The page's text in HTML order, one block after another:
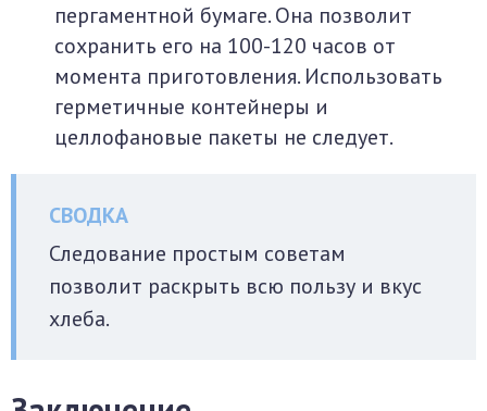
пергаментной бумаге. Она позволит
сохранить его на 100-120 часов от
момента приготовления. Использовать
герметичные контейнеры и
целлофановые пакеты не следует.
Следование простым советам
позволит раскрыть всю пользу и вкус
хлеба.